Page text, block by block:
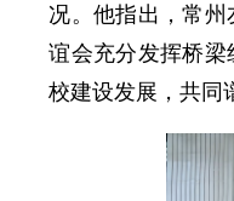
况。他指出，常
谊会充分发挥桥
校建设发展，共同